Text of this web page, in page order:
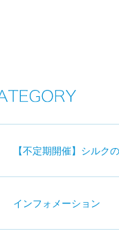
【不定期開催】シルク
インフォメーション